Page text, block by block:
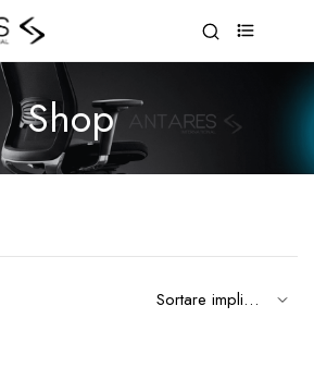
Shop